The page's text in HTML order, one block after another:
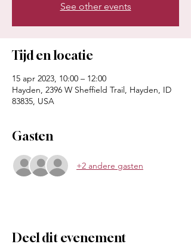
See other events
Tijd en locatie
15 apr 2023, 10:00 – 12:00
Hayden, 2396 W Sheffield Trail, Hayden, ID
83835, USA
Gasten
+2 andere gasten
Deel dit evenement